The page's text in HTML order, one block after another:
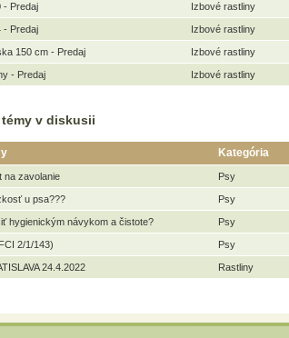
- Predaj Izbové rastliny
- Predaj Izbové rastliny
150 cm - Predaj Izbové rastliny
- Predaj Izbové rastliny
v diskusii
Kategória
na zavolanie Psy
u psa??? Psy
hygienickým návykom a čistote? Psy
2/1/143) Psy
24.4.2022 Rastliny